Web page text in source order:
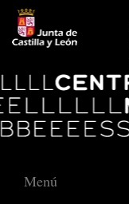
Centro
Cultural
Miguel
Delibes
Menú